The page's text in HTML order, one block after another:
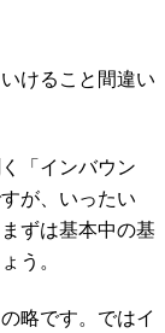
けること間違い
「インバウン
が、いったい
ずは基本中の基
う。
略です。ではイ